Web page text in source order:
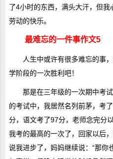
了4小时的东西，满头大汗，但
劳动的快乐。
最难忘的一件事作文5
人生中或许有很多难忘的事
学阶段的一次胜利吧！
那是在三年级的一次期中考
的考试中，我居然名列前茅，考
分，语文考了97分，老师念完分
我考的最高的一次了，回家以后
说我进步了，妈妈继续说：“那你